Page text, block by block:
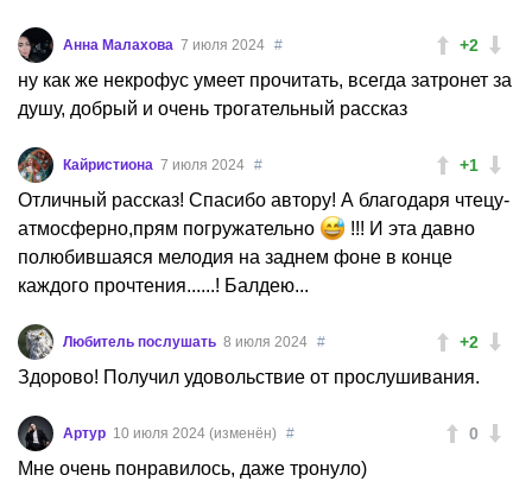
+2
Анна Малахова 7 июля 2024 #
ну как же некрофус умеет прочитать, всегда затронет за
душу, добрый и очень трогательный рассказ
+1
Кайристиона 7 июля 2024 #
Отличный рассказ! Спасибо автору! А благодаря чтецу-
атмосферно,прям погружательно
!!! И эта давно
полюбившаяся мелодия на заднем фоне в конце
каждого прочтения......! Балдею...
+2
Любитель послушать 8 июля 2024 #
Здорово! Получил удовольствие от прослушивания.
0
Артур 10 июля 2024 (изменён) #
Мне очень понравилось, даже тронуло)